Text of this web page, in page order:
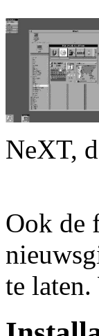
NeXT,
Ook de
te